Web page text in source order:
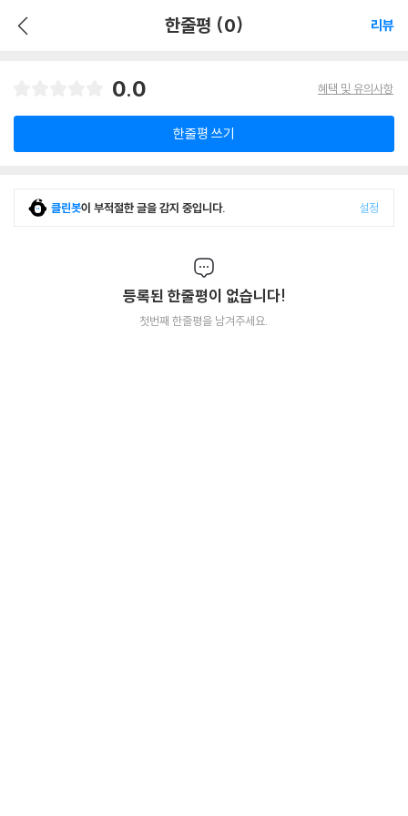
한줄평 (0) 리뷰
0.0 혜택 및 유의사항
한줄평 쓰기
클린봇이 부적절한 글을 감지 중입니다. 설정
등록된 한줄평이 없습니다!
첫번째 한줄평을 남겨주세요.